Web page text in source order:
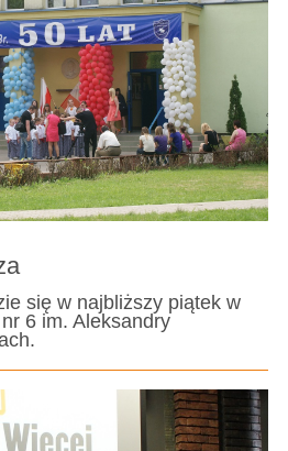
się w najbliższy piątek w
6 im. Aleksandry